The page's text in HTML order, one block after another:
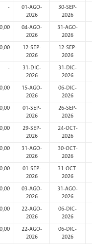
-
01-AGO-
2026
30-SEP-
2026
04-AGO-
2026
31-AGO-
2026
12-SEP-
2026
12-SEP-
2026
-
31-DIC-
2026
31-DIC-
2026
15-AGO-
2026
06-DIC-
2026
01-SEP-
2026
26-SEP-
2026
29-SEP-
2026
24-OCT-
2026
31-AGO-
2026
30-OCT-
2026
01-SEP-
2026
31-OCT-
2026
03-AGO-
2026
31-AGO-
2026
22-AGO-
2026
06-DIC-
2026
22-AGO-
2026
06-DIC-
2026